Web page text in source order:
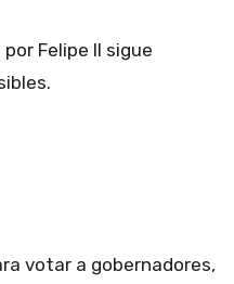
Felipe II sigue
votar a gobernadores,